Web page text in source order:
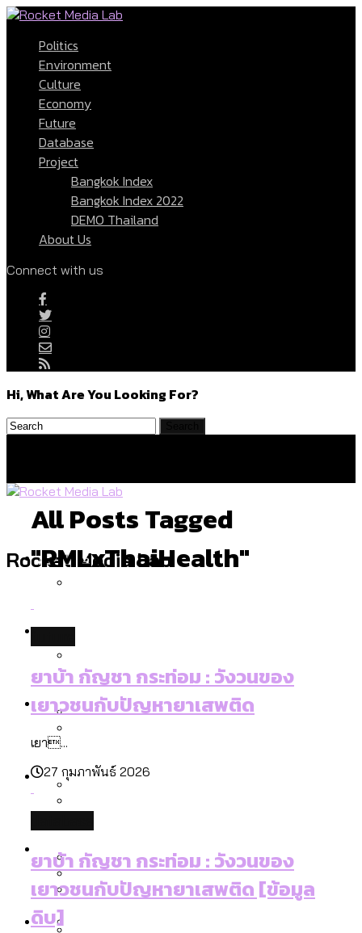
Politics
Environment
Culture
Economy
Future
Database
Project
Bangkok Index
Bangkok Index 2022
DEMO Thailand
About Us
Connect with us
Hi, What Are You Looking For?
Rocket Media Lab
Politics
สำรวจร่างงบปี 70 ของ กทม. สำนักการ
จราจรฯ เพิ่ม 150% มีเพียง 5 เขตที่งบเพิ่ม
โดยเขตจตุจักรสูงสุด
ใหม่จะมีงบฯ ประมาณเท่าไร
สมุดจดการบ้าน ส.ก. 2569 : แต่ละเขตมี
ปัญหาอะไรที่ ส.ก. ต้องทำการบ้าน
Environment
สำรวจเหตุไฟไหม้ในกรุงเทพฯ ส่วนใหญ่มา
จากไฟฟ้าลัดวงจร เขตจตุจักรเกิดไฟฟ้า
ขึ้นและเข้าถึงได้มากน้อยแค่ไหน
Culture
โลกใบเดียว สิทธิไม่เท่ากัน: กฎหมายการ
ประเทศไหนทำได้บ้าง?
สำรวจ Hate Speech ที่ถูกผลิตซ้ำผ่าน
Economy
งบคาบเกี่ยวในยุคชัชชาติ มีอะไร ใช้งบแค่
ไหน
Future
Database
All Posts Tagged
"RMLxThaiHealth"
ยาบ้า กัญชา กระท่อม : วังวนของ
เยาวชนกับปัญหายาเสพติด
เยา...
27 กุมภาพันธ์ 2026
ยาบ้า กัญชา กระท่อม : วังวนของ
เยาวชนกับปัญหายาเสพติด [ข้อมูล
ดิบ]